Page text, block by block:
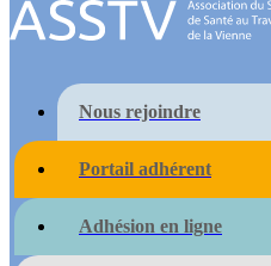
Nous rejoindre
Portail adhérent
Adhésion en ligne